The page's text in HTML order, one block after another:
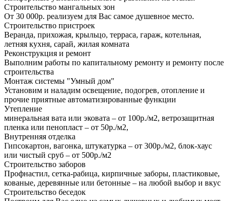
Строительство мангальных зон
От 30 000р. реализуем для Вас самое душевное место.
Строительство пристроек
Веранда, прихожая, крыльцо, терраса, гараж, котельная,
летняя кухня, сарай, жилая комната
Реконструкция и ремонт
Выполним работы по капитальному ремонту и ремонту после
строительства
Монтаж системы "Умный дом"
Установим и наладим освещение, подогрев, отопление и
прочие приятные автоматизированные функции
Утепление
минеральная вата или эковата – от 100р./м2, ветрозащитная
пленка или пенопласт – от 50р./м2,
Внутренняя отделка
Гипсокартон, вагонка, штукатурка – от 300р./м2, блок-хаус
или чистый сруб – от 500р./м2
Строительство заборов
Профнастил, сетка-рабица, кирпичные заборы, пластиковые,
кованые, деревянные или бетонные – на любой выбор и вкус
Строительство беседок